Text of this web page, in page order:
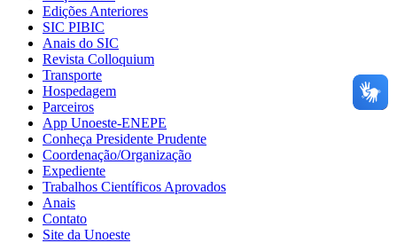
Edições Anteriores
SIC PIBIC
Anais do SIC
Revista Colloquium
Transporte
Hospedagem
Parceiros
App Unoeste-ENEPE
Conheça Presidente Prudente
Coordenação/Organização
Expediente
Trabalhos Científicos Aprovados
Anais
Contato
Site da Unoeste